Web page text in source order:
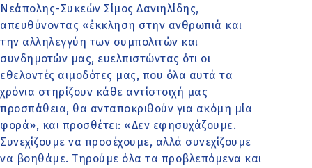
Νεάπολης-Συκεών Σίμος Δανιηλίδης,
απευθύνοντας «έκκληση στην ανθρωπιά και
την αλληλεγγύη των συμπολιτών και
συνδημοτών μας, ευελπιστώντας ότι οι
εθελοντές αιμοδότες μας, που όλα αυτά τα
χρόνια στηρίζουν κάθε αντίστοιχή μας
προσπάθεια, θα ανταποκριθούν για ακόμη μία
φορά», και προσθέτει: «Δεν εφησυχάζουμε.
Συνεχίζουμε να προσέχουμε, αλλά συνεχίζουμε
να βοηθάμε. Τηρούμε όλα τα προβλεπόμενα και